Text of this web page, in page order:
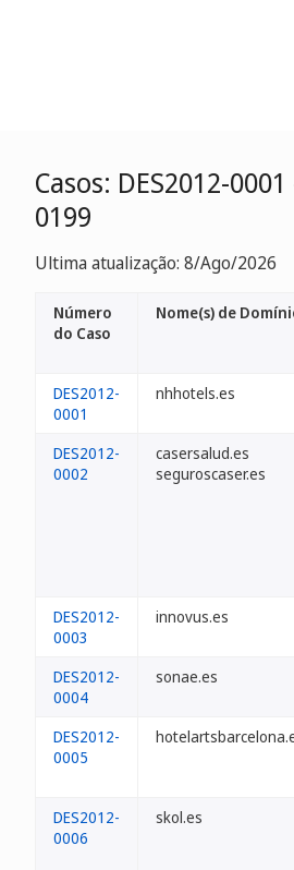
Casos: DES2012-
0199
Ultima atualização: 8/Ago/2026
Número
do Caso
Nome(s) de
DES2012-
0001
nhhotels.es
DES2012-
0002
casersalud.es
seguroscaser.es
DES2012-
0003
innovus.es
DES2012-
0004
sonae.es
DES2012-
0005
DES2012-
0006
skol.es